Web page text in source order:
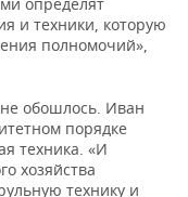
и техники, которую
полномочий»,
обошлось. Иван
порядке
техника. «И
хозяйства
технику и